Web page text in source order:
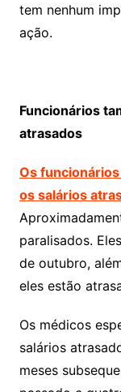
tem nenhum
ação.
Funcionários
atrasados
Os
os salários
paralisados.
de outubro,
eles estão
Os médicos
salários
meses